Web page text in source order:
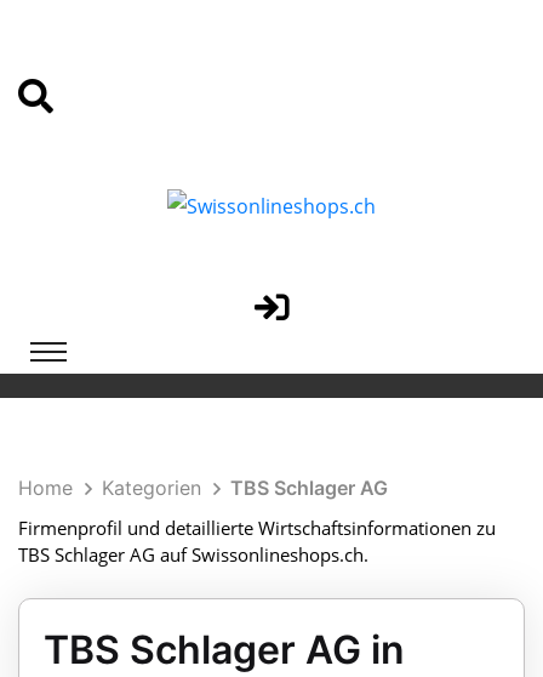
Home Kategorien
TBS Schlager AG
Firmenprofil und detaillierte Wirtschaftsinformationen zu
TBS Schlager AG auf Swissonlineshops.ch.
TBS Schlager AG in